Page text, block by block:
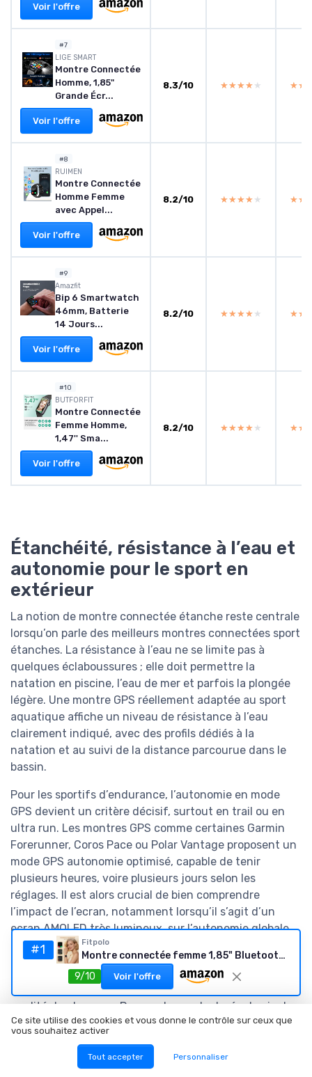
Voir l'offre
#7
LIGE SMART
Montre Connectée
Homme, 1,85"
Grande Écr...
Voir l'offre
8.3/10 ★★★★★
★★★★★
#8
‎RUIMEN
Montre Connectée
Homme Femme
avec Appel...
Voir l'offre
8.2/10 ★★★★★
★★★★★
#9
‎Amazfit
Bip 6 Smartwatch
46mm, Batterie
14 Jours...
Voir l'offre
8.2/10 ★★★★★
★★★★★
#10
BUTFORFIT
Montre Connectée
Femme Homme,
1,47'' Sma...
Voir l'offre
8.2/10 ★★★★★
★★★★★
Étanchéité, résistance à l’eau et
autonomie pour le sport en
extérieur
La notion de montre connectée étanche reste centrale
lorsqu’on parle des meilleurs montres connectées sport
étanches. La résistance à l’eau ne se limite pas à
quelques éclaboussures ; elle doit permettre la
natation en piscine, l’eau de mer et parfois la plongée
légère. Une montre GPS réellement adaptée au sport
aquatique affiche un niveau de résistance à l’eau
clairement indiqué, avec des profils dédiés à la
natation et au suivi de la distance parcourue dans le
bassin.
Pour les sportifs d’endurance, l’autonomie en mode
GPS devient un critère décisif, surtout en trail ou en
ultra run. Les montres GPS comme certaines Garmin
Forerunner, Coros Pace ou Polar Vantage proposent un
mode GPS autonomie optimisé, capable de tenir
plusieurs heures, voire plusieurs jours selon les
réglages. Il est alors crucial de bien comprendre
l’impact de l’ecran, notamment lorsqu’il s’agit d’un
ecran AMOLED très lumineux, sur l’autonomie globale
de la montre connectée.
La gestion de la batterie ne dépend pas seulement de
la capacité, mais aussi des habitudes d’usage et de la
qualité du chargeur. Pour prolonger la durée de vie de
la batterie d’une montre connectée sport étanche, il
l’optimisation de la durée de vie de la pile, comme ceux
présentés dans cet article détaillé sur
#1 Fitpolo
Montre connectée femme 1,85" Bluetooth - Rose
9/10
Voir l'offre
Ce site utilise des cookies et vous donne le contrôle sur ceux que
vous souhaitez activer
Tout accepter Personnaliser